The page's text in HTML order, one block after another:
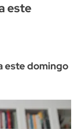
este
este domingo